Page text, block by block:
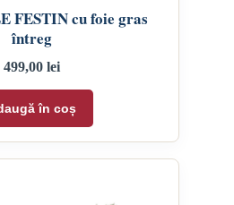
FESTIN cu foie gras
întreg
499,00 lei
în coș